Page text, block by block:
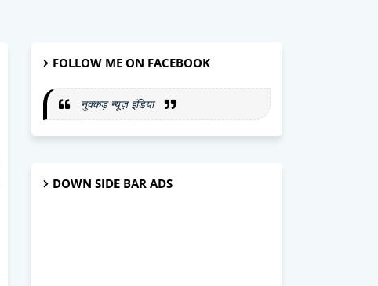
FOLLOW ME ON FACEBOOK
नुक्कड़ न्यूज़ इंडिया
DOWN SIDE BAR ADS